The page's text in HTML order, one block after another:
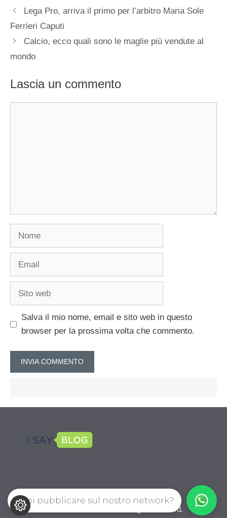
Lega Pro, arriva il primo per l’arbitro Maria Sole
Ferrieri Caputi
Calcio, ecco quali sono le maglie più vendute al
mondo
Lascia un commento
Nome
Email
Sito
Salva il mio nome, email e sito web in questo
browser per la prossima volta che commento.
CalcioPro.com © 2026. All right reserverd.
Vuoi pubblicare sul nostro network?